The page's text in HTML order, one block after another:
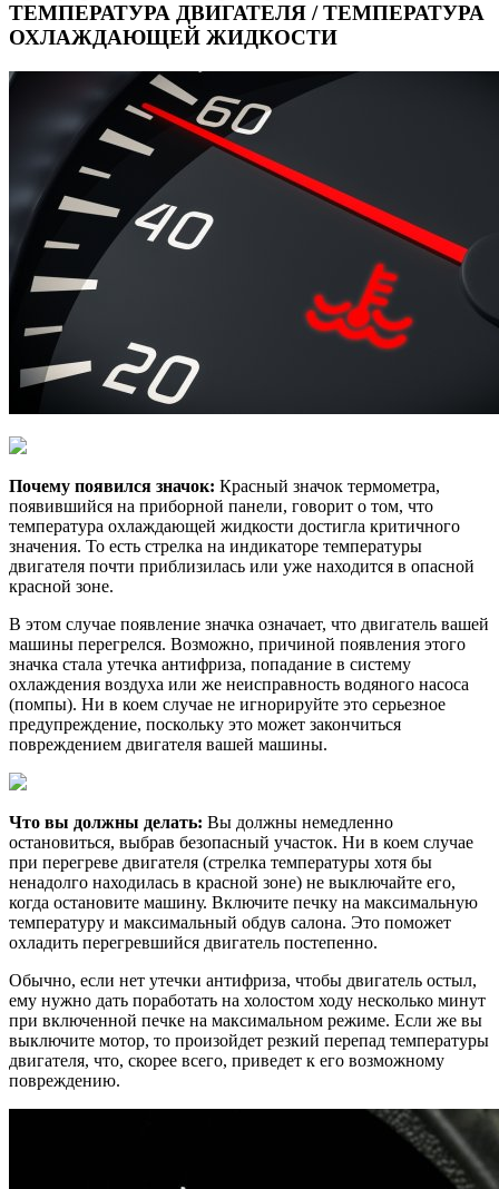
ТЕМПЕРАТУРА ДВИГАТЕЛЯ / ТЕМПЕРАТУРА
ОХЛАЖДАЮЩЕЙ ЖИДКОСТИ
Почему появился значок: Красный значок термометра,
появившийся на приборной панели, говорит о том, что
температура охлаждающей жидкости достигла критичного
значения. То есть стрелка на индикаторе температуры
двигателя почти приблизилась или уже находится в опасной
красной зоне.
В этом случае появление значка означает, что двигатель вашей
машины перегрелся. Возможно, причиной появления этого
значка стала утечка антифриза, попадание в систему
охлаждения воздуха или же неисправность водяного насоса
(помпы). Ни в коем случае не игнорируйте это серьезное
предупреждение, поскольку это может закончиться
повреждением двигателя вашей машины.
Что вы должны делать: Вы должны немедленно
остановиться, выбрав безопасный участок. Ни в коем случае
при перегреве двигателя (стрелка температуры хотя бы
ненадолго находилась в красной зоне) не выключайте его,
когда остановите машину. Включите печку на максимальную
температуру и максимальный обдув салона. Это поможет
охладить перегревшийся двигатель постепенно.
Обычно, если нет утечки антифриза, чтобы двигатель остыл,
ему нужно дать поработать на холостом ходу несколько минут
при включенной печке на максимальном режиме. Если же вы
выключите мотор, то произойдет резкий перепад температуры
двигателя, что, скорее всего, приведет к его возможному
повреждению.